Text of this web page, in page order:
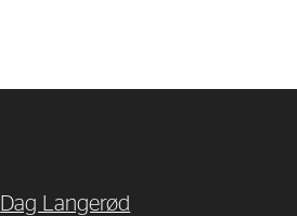
Dag Langerød